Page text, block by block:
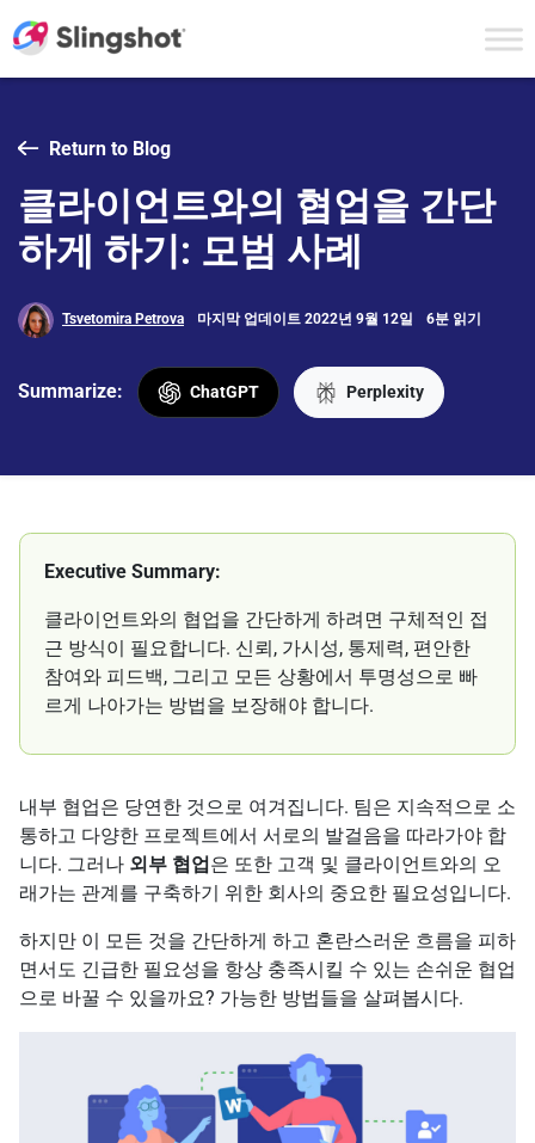
Return to Blog
클라이언트와의 협업을 간단
하게 하기: 모범 사례
Tsvetomira Petrova 마지막 업데이트 2022년 9월 12일 6분 읽기
Summarize: ChatGPT Perplexity
Executive Summary:
클라이언트와의 협업을 간단하게 하려면 구체적인 접
근 방식이 필요합니다. 신뢰, 가시성, 통제력, 편안한
참여와 피드백, 그리고 모든 상황에서 투명성으로 빠
르게 나아가는 방법을 보장해야 합니다.
내부 협업은 당연한 것으로 여겨집니다. 팀은 지속적으로 소
통하고 다양한 프로젝트에서 서로의 발걸음을 따라가야 합
니다. 그러나 외부 협업 은 또한 고객 및 클라이언트와의 오
래가는 관계를 구축하기 위한 회사의 중요한 필요성입니다.
하지만 이 모든 것을 간단하게 하고 혼란스러운 흐름을 피하
면서도 긴급한 필요성을 항상 충족시킬 수 있는 손쉬운 협업
으로 바꿀 수 있을까요? 가능한 방법들을 살펴봅시다.